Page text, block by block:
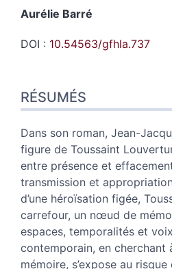
Aurélie Barré
DOI : 10.54563/gfhla.737
Index
Plan
Texte
Bibliographie
Notes
Citer cet article
Auteur
RÉSUMÉS
Dans son roman, Jean-
figure de Toussaint
entre présence et
transmission et
d’une héroïsation figée,
carrefour, un nœud de
espaces, temporalités et
contemporain, en cherchant
mémoire, s’expose au risque